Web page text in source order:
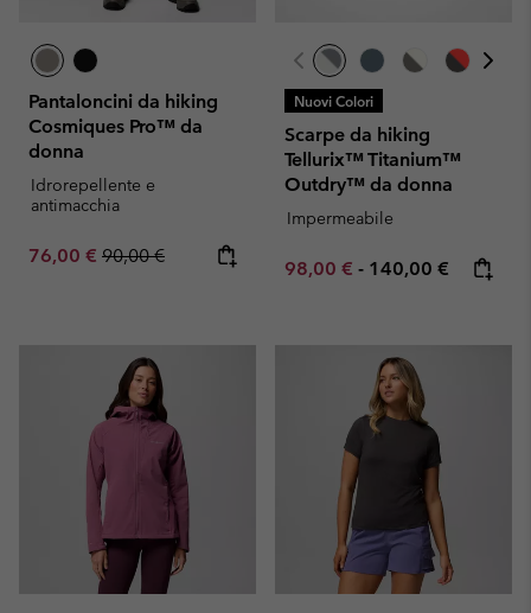
Pantaloncini da hiking
Cosmiques Pro™ da
donna
Idrorepellente e
antimacchia
Sale price:
76,00 € Regular price:
90,00 €
Nuovi Colori
Scarpe da hiking
Tellurix™ Titanium™
Outdry™ da donna
Impermeabile
Minimum sale price:
98,00 € - Maximum price:
140,00 €